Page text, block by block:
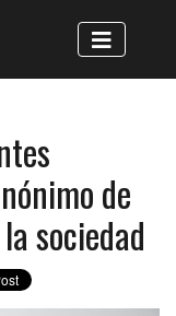
de
sociedad